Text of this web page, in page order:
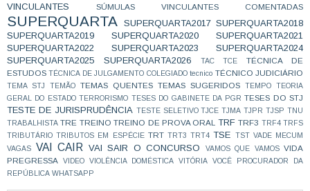
VINCULANTES
SÚMULAS VINCULANTES COMENTADAS
SUPERQUARTA SUPERQUARTA2017 SUPERQUARTA2018
SUPERQUARTA2019
SUPERQUARTA2020
SUPERQUARTA2021
SUPERQUARTA2022
SUPERQUARTA2023
SUPERQUARTA2024
SUPERQUARTA2025
SUPERQUARTA2026 TAC TCE
TÉCNICA DE
ESTUDOS TÉCNICA DE JULGAMENTO COLEGIADO tecnico TÉCNICO JUDICIÁRIO
TEMA STJ TEMÃO TEMAS QUENTES TEMAS SUGERIDOS TEMPO
TEORIA
GERAL DO ESTADO TERRORISMO TESES DO GABINETE DA PGR TESES DO STJ
TESTE DE JURISPRUDÊNCIA TESTE SELETIVO TJCE TJMA TJPR TJSP TNU
TRABALHISTA TRE TREINO TREINO DE PROVA ORAL TRF TRF3 TRF4 TRFS
TRIBUTÁRIO TRIBUTOS EM ESPÉCIE TRT TRT3 TRT4 TSE TST VADE MECUM
VAGAS
VAI CAIR VAI SAIR O CONCURSO VAMOS QUE VAMOS VIDA
PREGRESSA
VIDEO VIOLÊNCIA DOMÉSTICA VITÓRIA
VOCÊ PROCURADOR DA
REPÚBLICA WHATSAPP